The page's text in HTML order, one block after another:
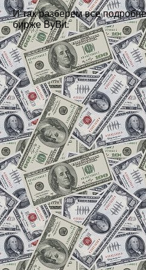
И так разберем все
бирже ByBit.